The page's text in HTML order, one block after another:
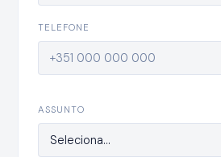
TELEFONE
ASSUNTO